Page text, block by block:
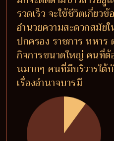
รวดเร็ว จะใช้ชีวิตเกี่ยว
อำนวยความสะดวกสมัย
ปกครอง ราชการ ทหาร
กิจการขนาดใหญ่ คนที่ต้
นมากๆ คนที่มีบริวารใต้
เรื่องอำนาจบารมี